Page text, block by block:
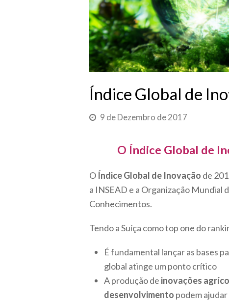
Índice Global de
9 de Dezembro de 2017
O Índice Global de
O Índice Global de Inovação de
a INSEAD e a Organização
Conhecimentos.
Tendo a Suíça como top one do
É fundamental lançar as bases
global atinge um ponto crítico
A produção de inovações
desenvolvimento podem